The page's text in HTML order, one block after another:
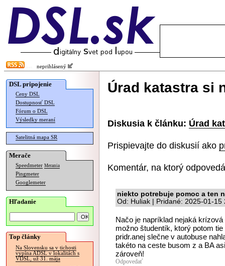
neprihlásený
DSL pripojenie
Ceny DSL
Dostupnosť DSL
Fórum o DSL
Výsledky meraní
Satelitná mapa SR
Merače
Speedmeter Merania
Pingmeter
Googlemeter
Hľadanie
Top články
Na Slovensku sa v tichosti
vypína ADSL v lokalitách s
VDSL, už 31. mája
Úrad katastra si
Diskusia k článku: Úrad
Prispievajte do diskusií ako
Komentár, na ktorý
niekto potrebuje pomoc a ten
Od: Huliak | Pridané: 2025-01-15
Načo je napríklad nejaká
možno študentík, ktorý potom
pridr.anej slečne v autobuse
takéto na ceste busom z a BA
zároveň!
Odpovedať